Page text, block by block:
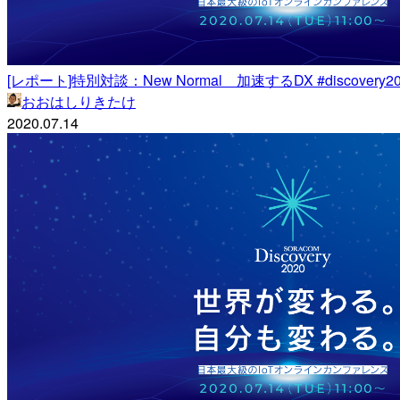
[レポート]特別対談：New Normal 加速するDX
おおはしりきたけ
2020.07.14